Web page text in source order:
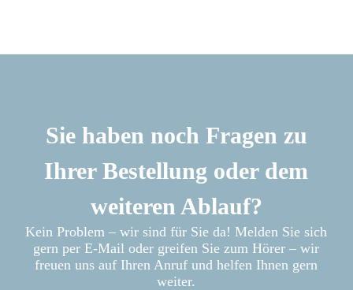
Sie haben noch Fragen zu
Ihrer Bestellung oder dem
weiteren Ablauf?
Kein Problem – wir sind für Sie da! Melden Sie sich
gern per E-Mail oder greifen Sie zum Hörer – wir
freuen uns auf Ihren Anruf und helfen Ihnen gern
weiter.